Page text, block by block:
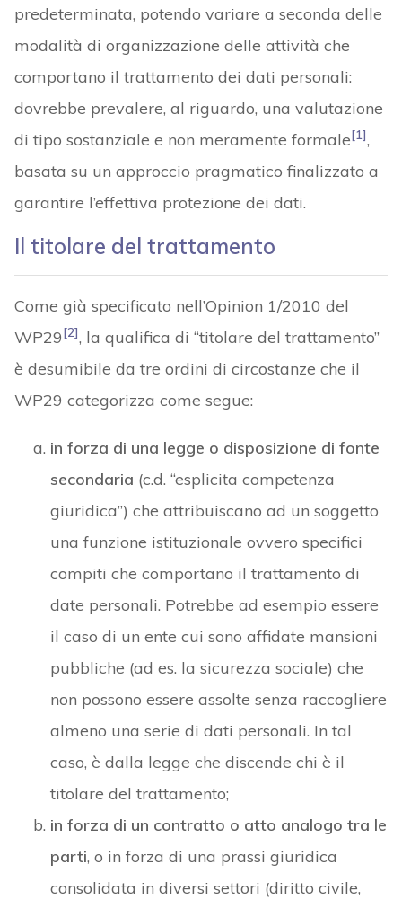
predeterminata, potendo variare a seconda delle
modalità di organizzazione delle attività che
comportano il trattamento dei dati personali:
dovrebbe prevalere, al riguardo, una valutazione
di tipo sostanziale e non meramente formale[1],
basata su un approccio pragmatico finalizzato a
garantire l’effettiva protezione dei dati.
Il titolare del trattamento
Come già specificato nell’Opinion 1/2010 del
WP29[2], la qualifica di “titolare del trattamento”
è desumibile da tre ordini di circostanze che il
WP29 categorizza come segue:
in forza di una legge o disposizione di fonte
secondaria (c.d. “esplicita competenza
giuridica”) che attribuiscano ad un soggetto
una funzione istituzionale ovvero specifici
compiti che comportano il trattamento di
date personali. Potrebbe ad esempio essere
il caso di un ente cui sono affidate mansioni
pubbliche (ad es. la sicurezza sociale) che
non possono essere assolte senza raccogliere
almeno una serie di dati personali. In tal
caso, è dalla legge che discende chi è il
titolare del trattamento;
in forza di un contratto o atto analogo tra le
parti, o in forza di una prassi giuridica
consolidata in diversi settori (diritto civile,